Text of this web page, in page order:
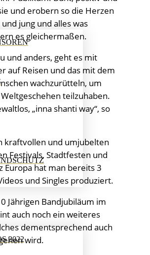
2022
und erobern so die Herzen
jung und alles was
es gleichermaßen.
und anders, geht es mit
auf Reisen und das mit dem
wachzurütteln, um
teilzuhaben.
„inna shanti way“, so
kraftvollen und umjubelten
Festivals, Stadtfesten und
Europa hat man bereits 3
und Singles produziert.
Jährigen Bandjubiläum im
auch noch ein weiteres
dementsprechend auch
wird.